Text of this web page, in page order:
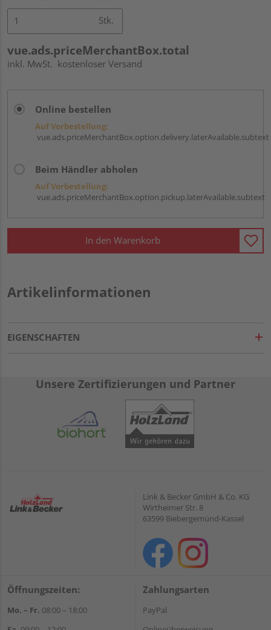
Stk.
vue.ads.priceMerchantBox.total
inkl. MwSt. kostenloser Versand
Online bestellen
Auf Vorbestellung:
vue.ads.priceMerchantBox.option.delivery.laterAvailable.subtext
Beim Händler abholen
Auf Vorbestellung:
vue.ads.priceMerchantBox.option.pickup.laterAvailable.subtext
In den Warenkorb
Artikelinformationen
EIGENSCHAFTEN
Unsere Zertifizierungen und Partner
Link & Becker GmbH & Co. KG
Wirtheimer Str. 8
63599 Biebergemünd-Kassel
Öffnungszeiten:
Mo. – Fr. 08:00 – 18:00
Zahlungsarten
PayPal